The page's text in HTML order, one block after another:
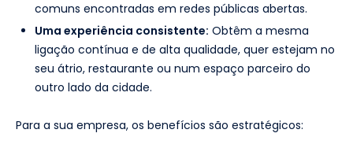
comuns encontradas em redes públicas abertas.
Uma experiência consistente: Obtêm a mesma
ligação contínua e de alta qualidade, quer estejam no
seu átrio, restaurante ou num espaço parceiro do
outro lado da cidade.
Para a sua empresa, os benefícios são estratégicos: